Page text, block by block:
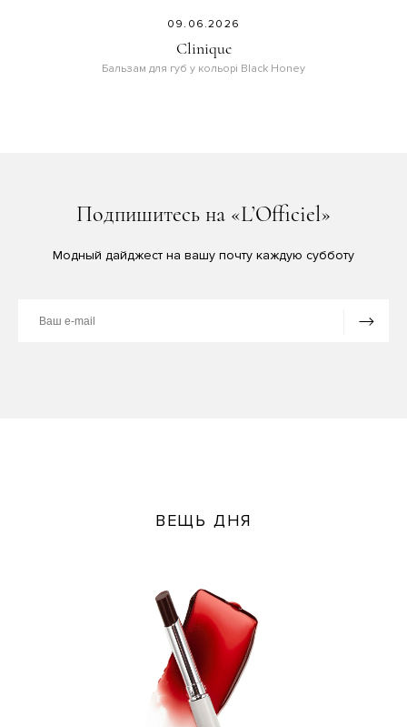
09.06.2026
Clinique
Бальзам для губ у кольорі Black Honey
Подпишитесь на «L’Officiel»
Модный дайджест на вашу почту каждую субботу
ВЕЩЬ ДНЯ